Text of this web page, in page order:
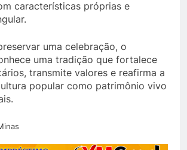
características próprias e
uma celebração, o
uma tradição que fortalece
transmite valores e reafirma a
popular como patrimônio vivo